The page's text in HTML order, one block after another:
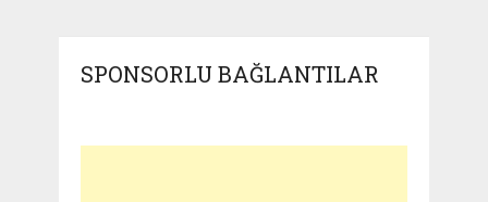
SPONSORLU BAĞLANTILAR